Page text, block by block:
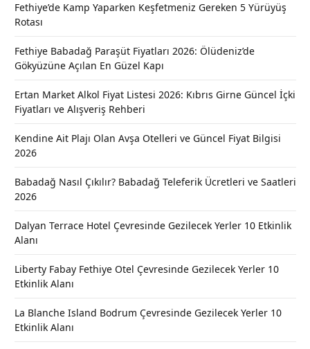
Fethiye’de Kamp Yaparken Keşfetmeniz Gereken 5 Yürüyüş
Rotası
Fethiye Babadağ Paraşüt Fiyatları 2026: Ölüdeniz’de
Gökyüzüne Açılan En Güzel Kapı
Ertan Market Alkol Fiyat Listesi 2026: Kıbrıs Girne Güncel İçki
Fiyatları ve Alışveriş Rehberi
Kendine Ait Plajı Olan Avşa Otelleri ve Güncel Fiyat Bilgisi
2026
Babadağ Nasıl Çıkılır? Babadağ Teleferik Ücretleri ve Saatleri
2026
Dalyan Terrace Hotel Çevresinde Gezilecek Yerler 10 Etkinlik
Alanı
Liberty Fabay Fethiye Otel Çevresinde Gezilecek Yerler 10
Etkinlik Alanı
La Blanche Island Bodrum Çevresinde Gezilecek Yerler 10
Etkinlik Alanı